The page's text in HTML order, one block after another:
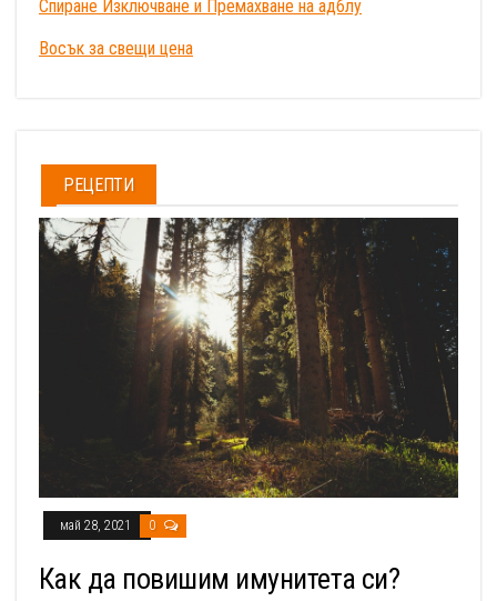
Спиране Изключване и Премахване на адблу
Восък за свещи цена
РЕЦЕПТИ
май 28, 2021 0
Как да повишим имунитета си?